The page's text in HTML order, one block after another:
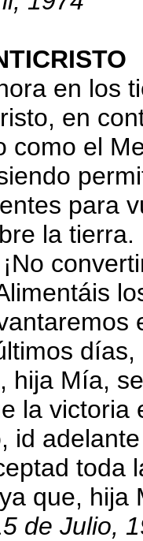
en los
en
como el
para
la
hija Mía,
la victoria
, id
toda
que,
de Julio,